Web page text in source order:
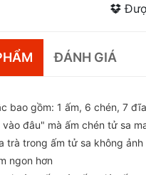
ĐÁNH GIÁ
bao gồm: 1 ấm, 6 chén, 7
đâu" mà ấm chén tử sa
trà trong ấm tử sa không
ngon hơn